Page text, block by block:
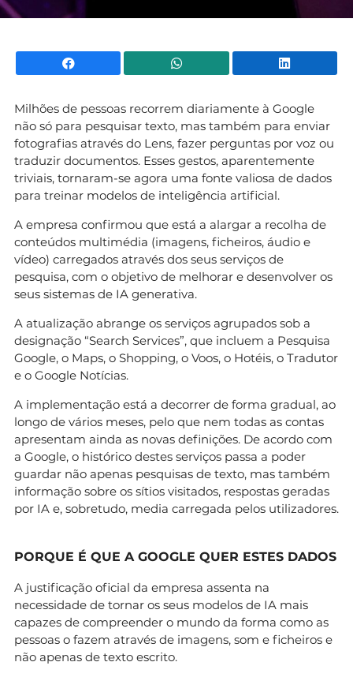
Facebook WhatsApp
Milhões de pessoas recorrem diariamente à Google
não só para pesquisar texto, mas também para enviar
fotografias através do Lens, fazer perguntas por voz ou
traduzir documentos. Esses gestos, aparentemente
triviais, tornaram-se agora uma fonte valiosa de dados
para treinar modelos de inteligência artificial.
A empresa confirmou que está a alargar a recolha de
conteúdos multimédia (imagens, ficheiros, áudio e
vídeo) carregados através dos seus serviços de
pesquisa, com o objetivo de melhorar e desenvolver os
seus sistemas de IA generativa.
A atualização abrange os serviços agrupados sob a
designação “Search Services”, que incluem a Pesquisa
Google, o Maps, o Shopping, o Voos, o Hotéis, o Tradutor
e o Google Notícias.
A implementação está a decorrer de forma gradual, ao
longo de vários meses, pelo que nem todas as contas
apresentam ainda as novas definições. De acordo com
a Google, o histórico destes serviços passa a poder
guardar não apenas pesquisas de texto, mas também
informação sobre os sítios visitados, respostas geradas
por IA e, sobretudo, media carregada pelos utilizadores.
PORQUE É QUE A GOOGLE QUER ESTES DADOS
A justificação oficial da empresa assenta na
necessidade de tornar os seus modelos de IA mais
capazes de compreender o mundo da forma como as
pessoas o fazem através de imagens, som e ficheiros e
não apenas de texto escrito.